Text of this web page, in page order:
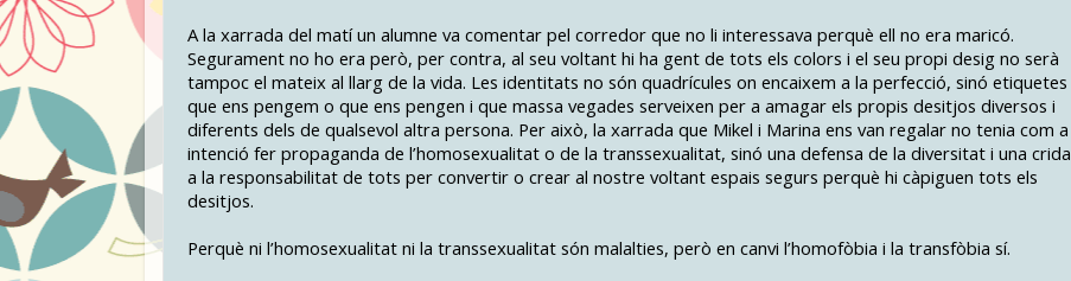
A la xarrada del matí un alumne va comentar pel corredor que no li interessava perquè ell no era maricó.
Segurament no ho era però, per contra, al seu voltant hi ha gent de tots els colors i el seu propi desig no serà
tampoc el mateix al llarg de la vida. Les identitats no són quadrícules on encaixem a la perfecció, sinó etiquetes
que ens pengem o que ens pengen i que massa vegades serveixen per a amagar els propis desitjos diversos i
diferents dels de qualsevol altra persona. Per això, la xarrada que Mikel i Marina ens van regalar no tenia com a
intenció fer propaganda de l’homosexualitat o de la transsexualitat, sinó una defensa de la diversitat i una crida
a la responsabilitat de tots per convertir o crear al nostre voltant espais segurs perquè hi càpiguen tots els
desitjos.
Perquè ni l’homosexualitat ni la transsexualitat són malalties, però en canvi l’homofòbia i la transfòbia sí.